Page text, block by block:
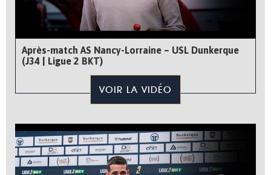
Après-match AS Nancy-Lorraine – USL Dunkerque
(J34 | Ligue 2 BKT)
VOIR LA VIDÉO